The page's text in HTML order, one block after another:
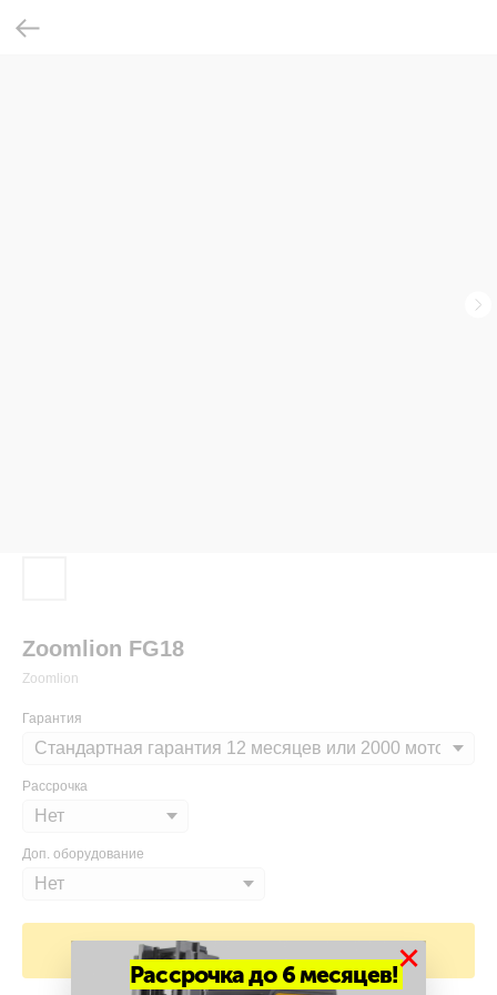
Zoomlion FG18
Zoomlion
Гарантия
Рассрочка
Доп. оборудование
Добавить в корзину
Рассрочка до 6 месяцев!×